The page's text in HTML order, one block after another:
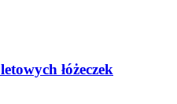
łóżeczek